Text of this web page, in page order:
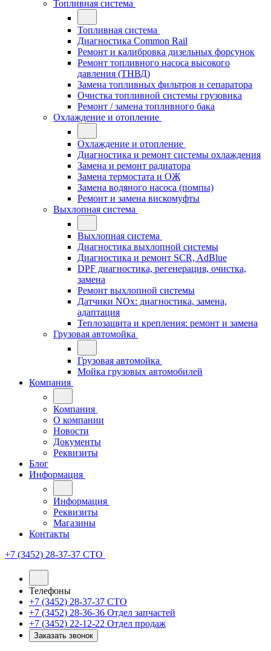
Топливная система
Топливная система
Диагностика Common Rail
Ремонт и калибровка дизельных форсунок
Ремонт топливного насоса высокого
давления (ТНВД)
Замена топливных фильтров и сепаратора
Очистка топливной системы грузовика
Ремонт / замена топливного бака
Охлаждение и отопление
Охлаждение и отопление
Диагностика и ремонт системы охлаждения
Замена и ремонт радиатора
Замена термостата и ОЖ
Замена водяного насоса (помпы)
Ремонт и замена вискомуфты
Выхлопная система
Выхлопная система
Диагностика выхлопной системы
Диагностика и ремонт SCR, AdBlue
DPF диагностика, регенерация, очистка,
замена
Ремонт выхлопной системы
Датчики NOx: диагностика, замена,
адаптация
Теплозащита и крепления: ремонт и замена
Грузовая автомойка
Грузовая автомойка
Мойка грузовых автомобилей
Компания
Компания
О компании
Новости
Документы
Реквизиты
Блог
Информация
Информация
Реквизиты
Магазины
Контакты
+7 (3452) 28-37-37 СТО
Телефоны
+7 (3452) 28-37-37 СТО
+7 (3452) 28-36-36 Отдел запчастей
+7 (3452) 22-12-22 Отдел продаж
Заказать звонок